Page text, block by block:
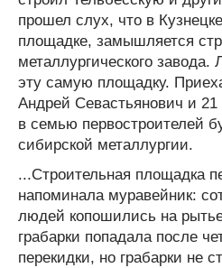
прошел слух, что в
площадке, замышляется
металлургического
эту самую площадку.
Андрей Севастьянович и
в семью первостроителей
сибирской металлургии.
...Строительная площадка
напоминала муравейник:
людей копошились на
грабарки попадала после
перекидки, но грабарки не